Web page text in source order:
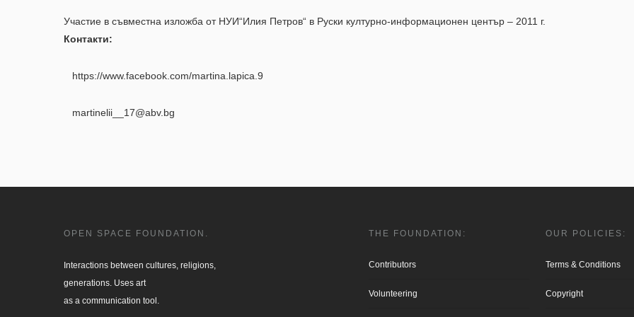
Участие в съвместна изложба от НУИ“Илия Петров“ в Руски културно-информационен център – 2011 г.
Контакти:
https://www.facebook.com/martina.lapica.9
martinelii__17@abv.bg
OPEN SPACE FOUNDATION.
Interactions between cultures, religions,
generations. Uses art
as a communication tool.
THE FOUNDATION:
Contributors
Volunteering
OUR POLICIES:
Terms & Conditions
Copyright